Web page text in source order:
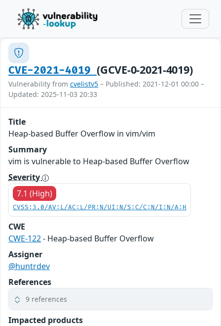
CVE-2021-4019(GCVE-0-2021-4019)
Vulnerability from cvelistv5 – Published: 2021-12-01 00:00 –
Updated: 2025-11-03 20:33
Title
Heap-based Buffer Overflow in vim/vim
Summary
vim is vulnerable to Heap-based Buffer Overflow
Severity
7.1 (High)
CVSS:3.0/AV:L/AC:L/PR:N/UI:N/S:C/C:N/I:N/A:H
CWE
CWE-122- Heap-based Buffer Overflow
Assigner
@huntrdev
References
9 references
Impacted products